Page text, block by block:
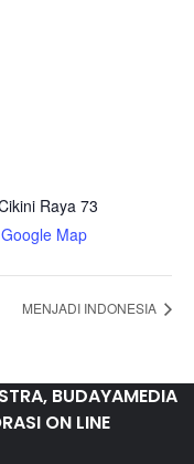
Raya 73
Map
MENJADI INDONESIA
BUDAYAMEDIA
ON LINE